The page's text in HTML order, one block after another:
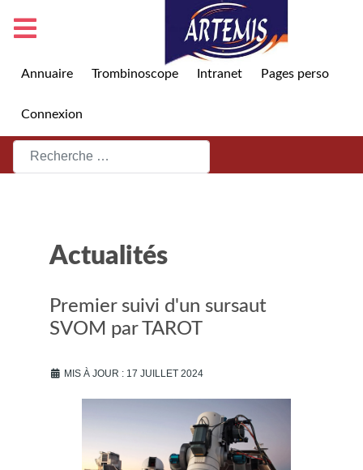
Annuaire Trombinoscope Intranet Pages perso
Connexion
Rechercher
Actualités
Premier suivi d'un sursaut
SVOM par TAROT
MIS À JOUR : 17 JUILLET 2024